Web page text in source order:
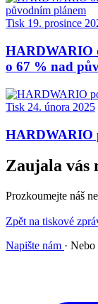
Tisk 19. prosince
HARDWARIO
o 67 % nad
Tisk 24. února 2025
HARDWARIO
Zaujala vás
Prozkoumejte náš
Zpět na tiskové
Napište nám · Nebo